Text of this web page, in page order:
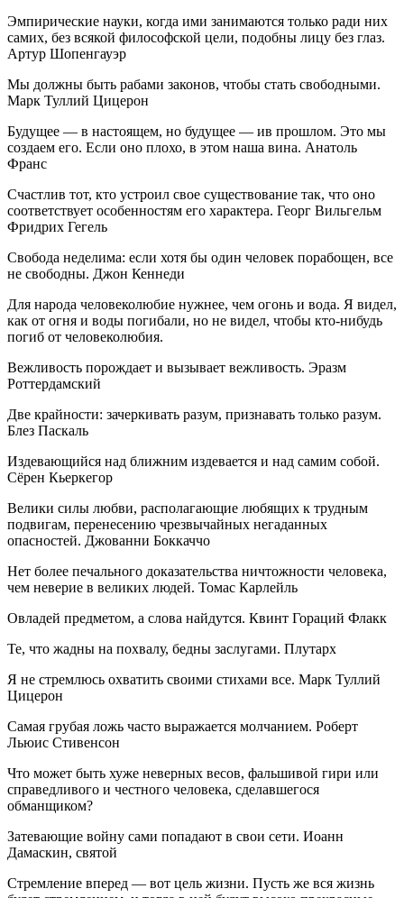
Эмпирические науки, когда ими занимаются только ради них
самих, без всякой философской цели, подобны лицу без глаз.
Артур Шопенгауэр
Мы должны быть рабами законов, чтобы стать свободными.
Марк Туллий Цицерон
Будущее — в настоящем, но будущее — ив прошлом. Это мы
создаем его. Если оно плохо, в этом наша вина. Анатоль
Франс
Счастлив тот, кто устроил свое существование так, что оно
соответствует особенностям его характера. Георг Вильгельм
Фридрих Гегель
Свобода неделима: если хотя бы один человек порабощен, все
не свободны. Джон Кеннеди
Для народа человеколюбие нужнее, чем огонь и вода. Я видел,
как от огня и воды погибали, но не видел, чтобы кто-нибудь
погиб от человеколюбия.
Вежливость порождает и вызывает вежливость. Эразм
Роттердамский
Две крайности: зачеркивать разум, признавать только разум.
Блез Паскаль
Издевающийся над ближним издевается и над самим собой.
Сёрен Кьеркегор
Велики силы любви, располагающие любящих к трудным
подвигам, перенесению чрезвычайных негаданных
опасностей. Джованни Боккаччо
Нет более печального доказательства ничтожности человека,
чем неверие в великих людей. Томас Карлейль
Овладей предметом, а слова найдутся. Квинт Гораций Флакк
Те, что жадны на похвалу, бедны заслугами. Плутарх
Я не стремлюсь охватить своими стихами все. Марк Туллий
Цицерон
Самая грубая ложь часто выражается молчанием. Роберт
Льюис Стивенсон
Что может быть хуже неверных весов, фальшивой гири или
справедливого и честного человека, сделавшегося
обманщиком?
Затевающие войну сами попадают в свои сети. Иоанн
Дамаскин, святой
Стремление вперед — вот цель жизни. Пусть же вся жизнь